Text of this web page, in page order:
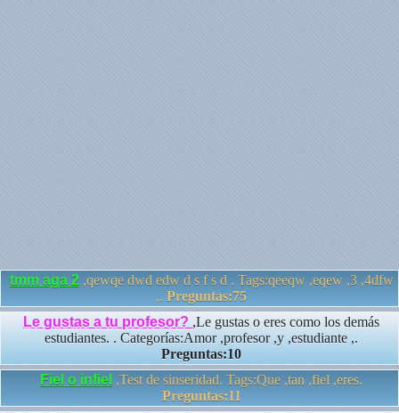
tmm aga 2,qewqe dwd edw d s f s d . Tags:qeeqw ,eqew ,3 ,4dfw
,. Preguntas:75
Le gustas a tu profesor? ,Le gustas o eres como los demás
estudiantes. . Categorías:Amor ,profesor ,y ,estudiante ,.
Preguntas:10
Fiel o infiel ,Test de sinseridad. Tags:Que ,tan ,fiel ,eres.
Preguntas:11